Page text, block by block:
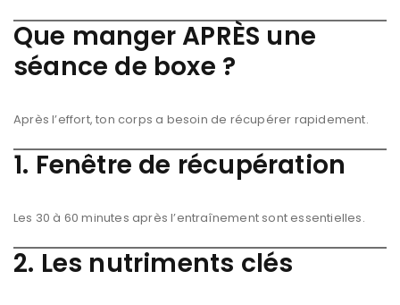
Que manger APRÈS une
séance de boxe ?
Après l’effort, ton corps a besoin de récupérer rapidement.
1. Fenêtre de récupération
Les 30 à 60 minutes après l’entraînement sont essentielles.
2. Les nutriments clés